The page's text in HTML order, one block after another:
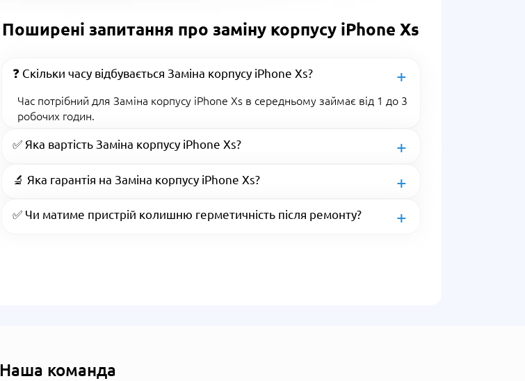
Поширені запитання про заміну корпусу iPhone Xs
❓ Скільки часу відбувається Заміна корпусу iPhone Xs?
Час потрібний для Заміна корпусу iPhone Xs в середньому займає від 1 до 3
робочих годин.
✅ Яка вартість Заміна корпусу iPhone Xs?
🔬 Яка гарантія на Заміна корпусу iPhone Xs?
✅ Чи матиме пристрій колишню герметичність після ремонту?
Наша команда